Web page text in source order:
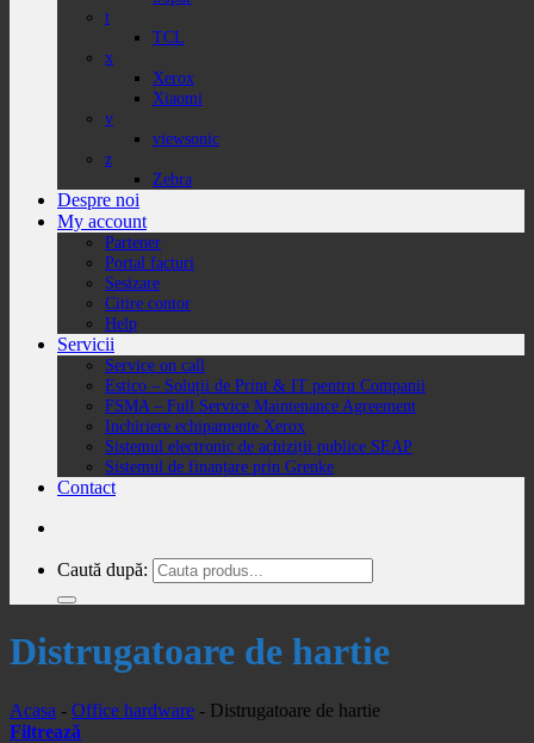
t
TCL
x
Xerox
Xiaomi
v
viewsonic
z
Zebra
Despre noi
My account
Partener
Portal facturi
Sesizare
Citire contor
Help
Servicii
Service on call
Estico – Soluții de Print & IT pentru Companii
FSMA – Full Service Maintenance Agreement
Inchiriere echipamente Xerox
Sistemul electronic de achiziții publice SEAP
Sistemul de finanțare prin Grenke
Contact
Caută după:
Distrugatoare de hartie
Acasa - Office hardware - Distrugatoare de hartie
Filtrează